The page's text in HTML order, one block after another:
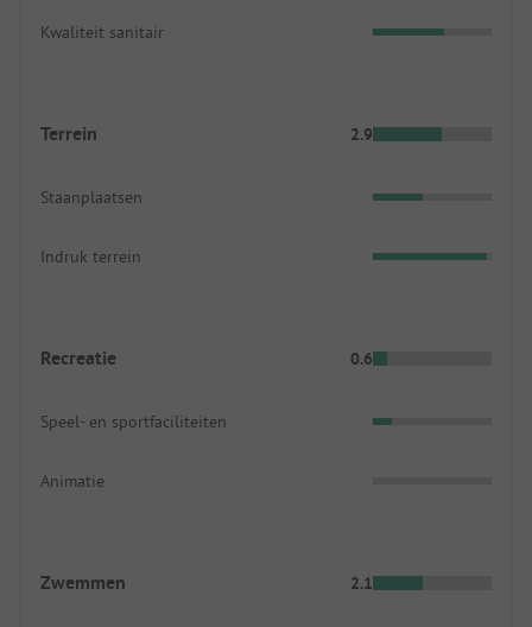
Kwaliteit sanitair
Terrein 2.9
Staanplaatsen
Indruk terrein
Recreatie 0.6
Speel- en sportfaciliteiten
Animatie
Zwemmen 2.1